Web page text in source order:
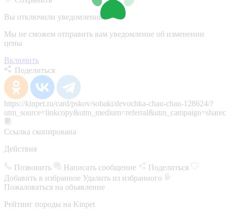
Вы отключили уведомления
Мы не сможем отправить вам уведомление об изменении
цены
Включить
Поделиться
https://kinpet.ru/card/pskov/sobaki/devochka-chau-chau-128624/?
Ссылка скопирована
Действия
Позвонить Написать сообщение
Поделиться
Добавить в избранное Удалить из избранного
Пожаловаться на объявление
Рейтинг породы на Kinpet